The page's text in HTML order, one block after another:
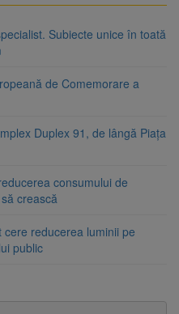
Subiecte unice în toată
de Comemorare a
Duplex 91, de lângă Piața
consumului de
crească
reducerea luminii pe
public